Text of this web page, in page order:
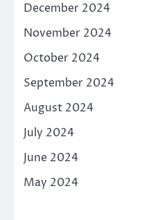
December 2024
November 2024
October 2024
September 2024
August 2024
July 2024
June 2024
May 2024